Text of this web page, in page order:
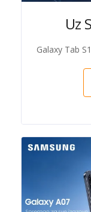
Uz
Galaxy Tab